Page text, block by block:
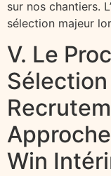
sur nos chantiers.
sélection majeur
V. Le
Win